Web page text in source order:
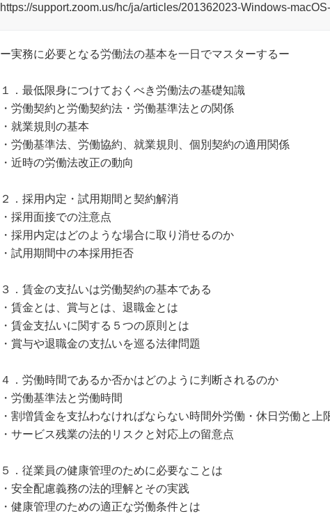
https://support.zoom.us/hc/ja/articles/201362023-Windows-
ー実務に必要となる労働法の基本を一日でマスターするー
１．最低限身につけておくべき労働法の基礎知識
・労働契約と労働契約法・労働基準法との関係
・就業規則の基本
・労働基準法、労働協約、就業規則、個別契約の適用関係
・近時の労働法改正の動向
２．採用内定・試用期間と契約解消
・採用面接での注意点
・採用内定はどのような場合に取り消せるのか
・試用期間中の本採用拒否
３．賃金の支払いは労働契約の基本である
・賃金とは、賞与とは、退職金とは
・賃金支払いに関する５つの原則とは
・賞与や退職金の支払いを巡る法律問題
４．労働時間であるか否かはどのように判断されるのか
・労働基準法と労働時間
・割増賃金を支払わなければならない時間外労働・休日労働と上
・サービス残業の法的リスクと対応上の留意点
５．従業員の健康管理のために必要なことは
・安全配慮義務の法的理解とその実践
・健康管理のための適正な労働条件とは